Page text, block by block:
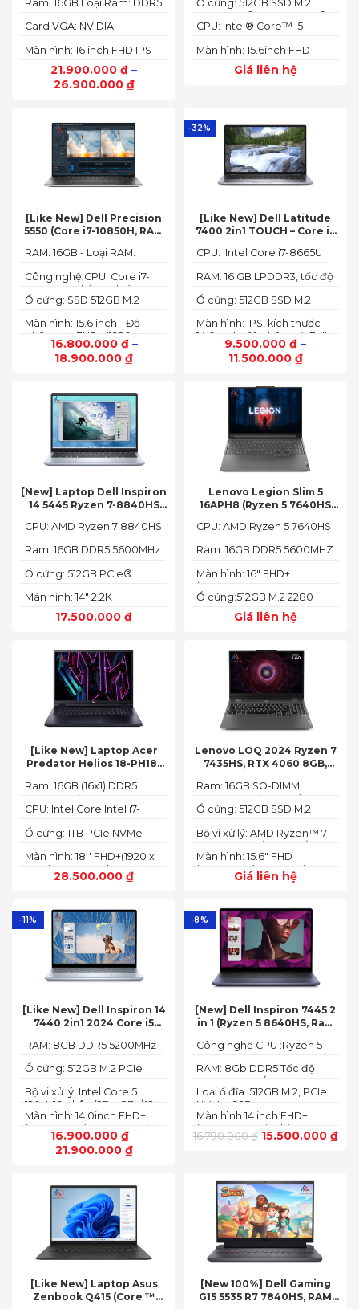
21.900.000 ₫ –
26.900.000 ₫
Màn hình: 16 inch FHD IPS
165Hz SlimBezel, sRGB
100%, Acer ComfyView,
500 nits
Card VGA: NVIDIA
(140W)
Ram: 16GB Loại Ram: DDR5
to 4.70 GHz, 24MB)
Giá liên hệ
Màn hình: 15.6inch FHD
(1920x1080) IPS 300nits
Anti-glare, 100%sRGB,
CPU: Intel® Core™ i5-
12450HX (2.00GHz up to
4.40GHz, 12MB Cache)
Ổ cứng: 512GB SSD M.2
2242 PCIe® 4.0x4 NVMe®
[Like New] Dell Precision
5550 (Core i7-10850H, RAM
Quadro T1000 4G, Màn
16.800.000 ₫–
18.900.000 ₫
Màn hình: 15.6 inch - Độ
phân giải: FHD+ (1920 x
1200 px)
Ổ cứng: SSD 512GB M.2
Công nghệ CPU: Core i7-
10750H, 6 nhân, 12 luồng
RAM: 16GB - Loại RAM:
-32%
[Like New] Dell Latitude
7400 2in1 TOUCH – Core i7
màn hình 14 inch FHD Cảm
9.500.000 ₫ –
11.500.000 ₫
Màn hình: IPS, kích thước
14.0 inch, độ phân giải Full
HD (1920 x 1080)
Ổ cứng: 512GB SSD M.2
RAM: 16 GB LPDDR3, tốc độ
CPU: Intel Core i7-8665U
[New] Laptop Dell Inspiron
14 5445 Ryzen 7-8840HS
Radeon 780M Màn 14inch
17.500.000 ₫
Màn hình: 14" 2.2K
(2240X1400)
Ổ cứng: 512GB PCIe®
Ram: 16GB DDR5 5600MHz
CPU: AMD Ryzen 7 8840HS
Lenovo Legion Slim 5
16APH8 (Ryzen 5 7640HS
4060 16″ FHD+ 144Hz)
Giá liên hệ
Ổ cứng:512GB M.2 2280
PCIe® 4.0 x4 SSD
Màn hình: 16" FHD+
(1920x1200) IPS
Ram: 16GB DDR5 5600MHZ
CPU: AMD Ryzen 5 7640HS
[Like New] Laptop Acer
Predator Helios 18-PH18-
13700HX, RTX 4060 8GB,
16GB, SSD 1TB, 18″ FHD+
165HZ)
28.500.000 ₫
Màn hình: 18'' FHD+(1920 x
1200) 165 Hz In-plane
Switching (IPS)
Ổ cứng: 1TB PCIe NVMe
CPU: Intel Core Intel i7-
GHz 30MB
Ram: 16GB (16x1) DDR5
4800MHz (2x SO-DIMM
socket, up to 32GB
Lenovo LOQ 2024 Ryzen 7
7435HS, RTX 4060 8GB,
144Hz, 100% sRGB
Giá liên hệ
Màn hình: 15.6" FHD
(1920x1080) IPS 300nits
Anti-glare, 100% sRGB,
Bộ vi xử lý: AMD Ryzen™ 7
74355HS (8C / 16T, 3.8 /
5.1GHz, 8MB L2 / 16MB L3)
Ổ cứng: 512GB SSD M.2
2242 PCIe® 4.0x4 NVMe®
(2 slots nvme)
Ram: 16GB SO-DIMM
DDR5-5600 (max 64)
-11%
[Like New] Dell Inspiron 14
7440 2in1 2024 Core i5
FHD+
16.900.000 ₫–
21.900.000 ₫
Màn hình: 14.0inch FHD+
(1920 x 1200) 60Hz,250 nits
Bộ vi xử lý: Intel Core 5
120U, 10 nhân (2P + 8E) / 12
luồng
Ổ cứng: 512GB M.2 PCIe
RAM: 8GB DDR5 5200MHz
-8%
[New] Dell Inspiron 7445 2
in 1 (Ryzen 5 8640HS, Ram
Radeon,14 FHD+ Touch)
16.790.000₫ 15.500.000 ₫
Màn hình 14 inch FHD+
(1920 x 1200 pixels)
Loại ổ đĩa :512GB M.2, PCIe
NVMe, SSD
RAM: 8Gb DDR5 Tốc độ
BUS :5200MT/s
Công nghệ CPU :Ryzen 5
[Like New] Laptop Asus
Zenbook Q415 (Core ™
[New 100%] Dell Gaming
G15 5535 R7 7840HS, RAM